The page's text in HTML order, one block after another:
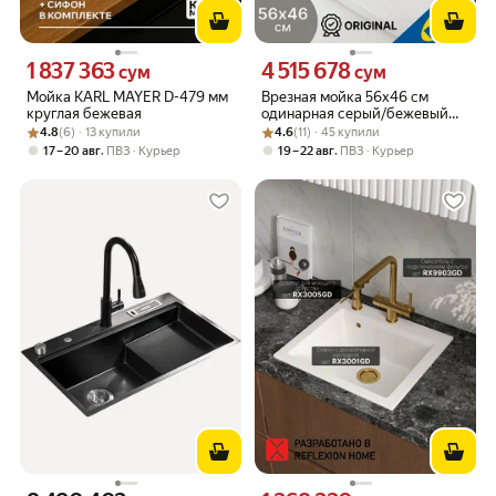
Мойка KARL MAYER D-479 мм
круглая бежевая
Цена 1837363 сум вместо
1 837 363сум
Рейтинг товара: 4.8 из 5
Оценок: (6) · 13 купили
4.8(6) · 13 купили
17 – 20 авг, ПВЗ Курьер
Врезная мойка 56x46 см
одинарная серый/бежевый
кварцевый композит IKEA
KILSVIKEN килсвикен
Цена 4515678 сум вместо
4 515 678сум
Рейтинг товара: 4.6 из 5
Оценок: (11) · 45 купили
4.6(11) · 45 купили
19 – 22 авг, ПВЗ Курьер